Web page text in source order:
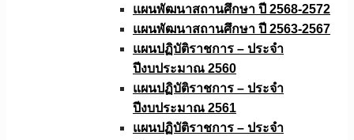
แผนพัฒนาสถานศึกษา ปี 2568-2572
แผนพัฒนาสถานศึกษา ปี 2563-2567
แผนปฏิบัติราชการ – ประจำ
ปีงบประมาณ 2560
แผนปฏิบัติราชการ – ประจำ
ปีงบประมาณ 2561
แผนปฏิบัติราชการ – ประจำ